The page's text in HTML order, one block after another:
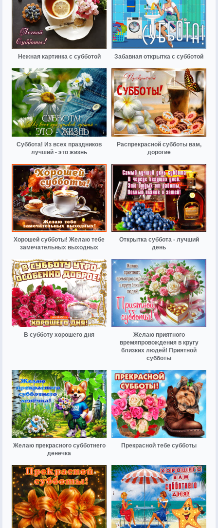
Нежная картинка с субботой Забавная открытка с субботой
Суббота! Из всех праздников
лучший - это жизнь
Распрекрасной субботы вам,
дорогие
Хорошей субботы! Желаю тебе
замечательных выходных
Открытка суббота - лучший
день
В субботу хорошего дня
Желаю приятного
времяпровождения в кругу
близких людей! Приятной
субботы
Желаю прекрасного субботнего
денечка
Прекрасной тебе субботы